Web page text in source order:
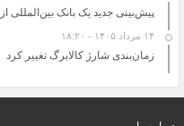
پیش‌بینی جدید یک بانک بین‌المللی
۱۴ مرداد ۱۴۰۵ - ۱۸:۲۰
زمان‌بندی شارژ کالابرگ تغییر کرد